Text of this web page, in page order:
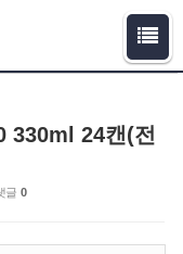
330ml 24캔(전
글 0